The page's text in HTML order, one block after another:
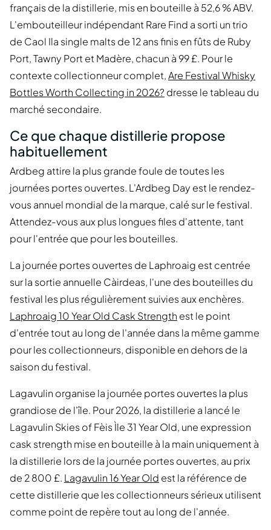
français de la distillerie, mis en bouteille à 52,6 % ABV.
L'embouteilleur indépendant Rare Find a sorti un trio
de Caol Ila single malts de 12 ans finis en fûts de Ruby
Port, Tawny Port et Madère, chacun à 99 £. Pour le
contexte collectionneur complet,Are Festival Whisky
Bottles Worth Collecting in 2026? dresse le tableau du
marché secondaire.
Ce que chaque distillerie propose
habituellement
Ardbeg attire la plus grande foule de toutes les
journées portes ouvertes. L'Ardbeg Day est le rendez-
vous annuel mondial de la marque, calé sur le festival.
Attendez-vous aux plus longues files d'attente, tant
pour l'entrée que pour les bouteilles.
La journée portes ouvertes de Laphroaig est centrée
sur la sortie annuelle Càirdeas, l'une des bouteilles du
festival les plus régulièrement suivies aux enchères.
Laphroaig 10 Year Old Cask Strength est le point
d'entrée tout au long de l'année dans la même gamme
pour les collectionneurs, disponible en dehors de la
saison du festival.
Lagavulin organise la journée portes ouvertes la plus
grandiose de l'île. Pour 2026, la distillerie a lancé le
Lagavulin Skies of Fèis Ìle 31 Year Old, une expression
cask strength mise en bouteille à la main uniquement à
la distillerie lors de la journée portes ouvertes, au prix
de 2 800 £. Lagavulin 16 Year Old est la référence de
cette distillerie que les collectionneurs sérieux utilisent
comme point de repère tout au long de l'année.